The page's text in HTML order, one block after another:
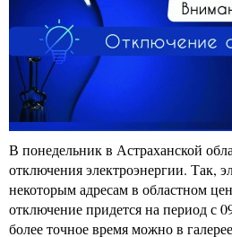
В понедельник в Астраханской
отключения электроэнергии. Так,
некоторым адресам в областном
отключение придется на период с
более точное время можно в